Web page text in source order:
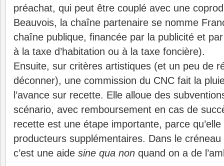
préachat, qui peut être couplé avec une
Beauvois, la chaîne partenaire se nomme
chaîne publique, financée par la publicité et
à la taxe d’habitation ou à la taxe foncière).
Ensuite, sur critères artistiques (et un peu de
déconner), une commission du CNC fait la
l’avance sur recette. Elle alloue des
scénario, avec remboursement en cas de
recette est une étape importante, parce
producteurs supplémentaires. Dans le créneau
c’est une aide sine qua non quand on a de